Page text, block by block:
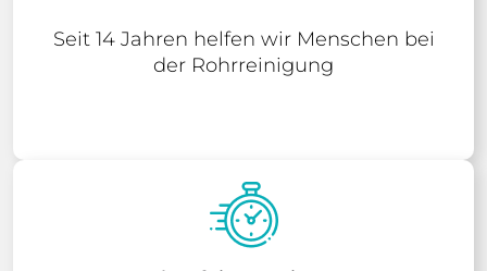
Seit 14 Jahren helfen wir Menschen bei
der Rohrreinigung